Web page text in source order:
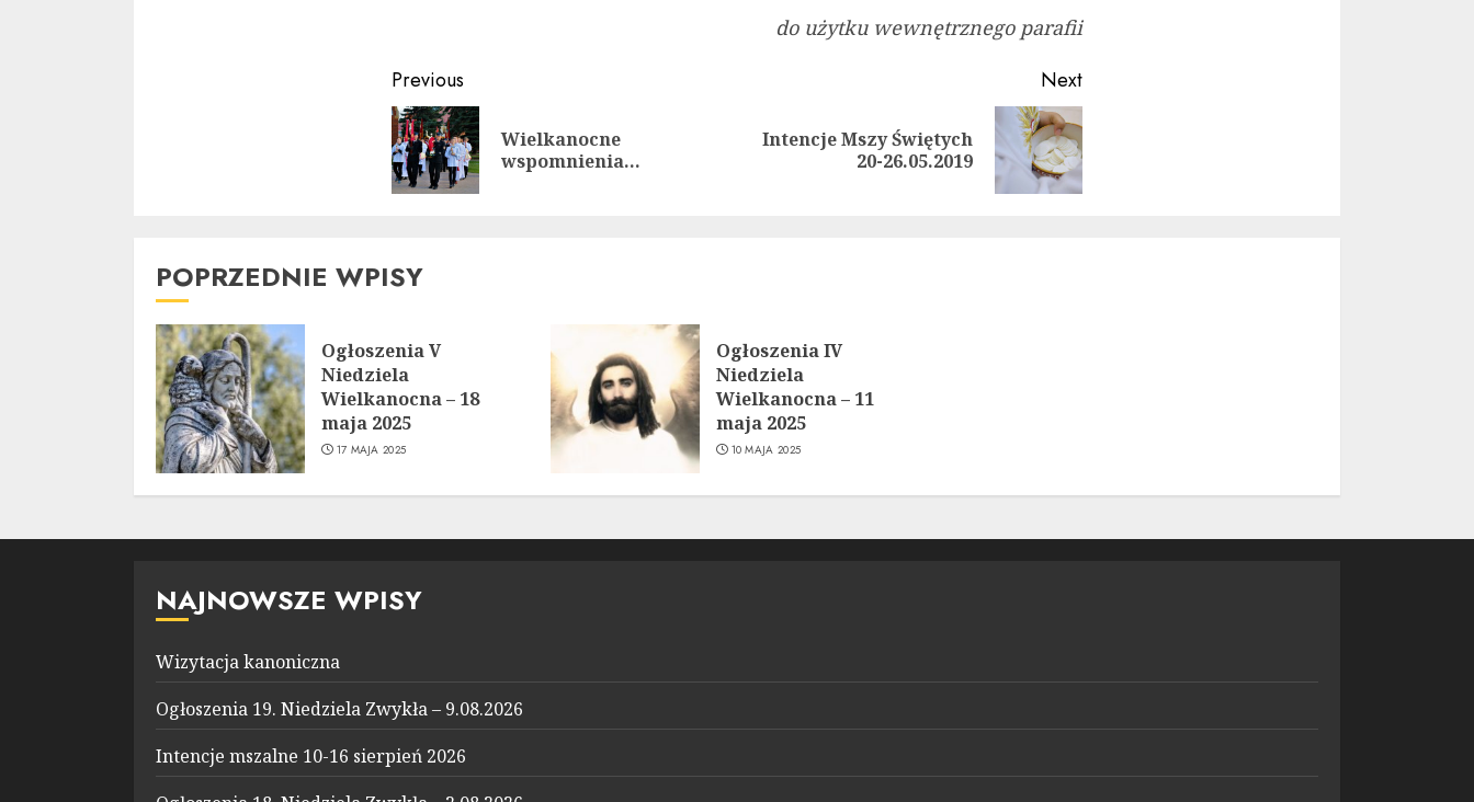
do użytku wewnętrznego parafii
Continue
Reading
Previous
Previous
Wielkanocne
wspomnienia…
Next
Next
Intencje Mszy Świętych
20-26.05.2019
POPRZEDNIE WPISY
Ogłoszenia V
Niedziela
Wielkanocna – 18
maja 2025
17 MAJA 2025
Ogłoszenia IV
Niedziela
Wielkanocna – 11
maja 2025
10 MAJA 2025
NAJNOWSZE WPISY
Wizytacja kanoniczna
Ogłoszenia 19. Niedziela Zwykła – 9.08.2026
Intencje mszalne 10-16 sierpień 2026